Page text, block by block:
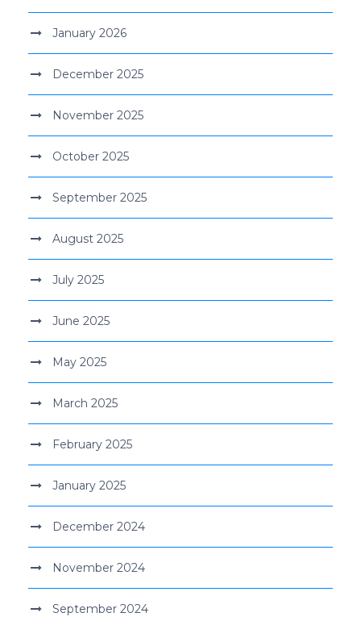
January 2026
December 2025
November 2025
October 2025
September 2025
August 2025
July 2025
June 2025
May 2025
March 2025
February 2025
January 2025
December 2024
November 2024
September 2024